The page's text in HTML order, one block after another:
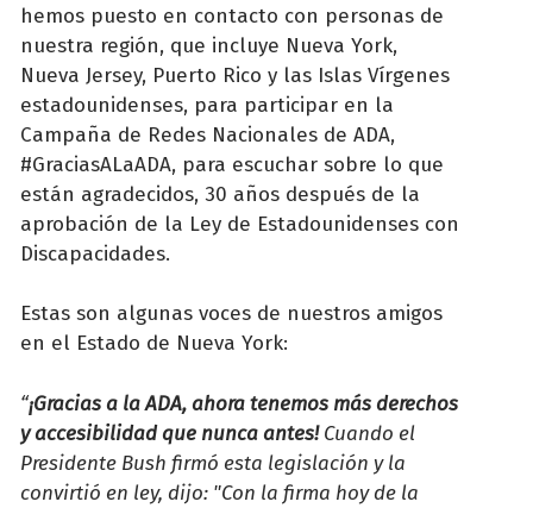
hemos puesto en contacto con personas de
nuestra región, que incluye Nueva York,
Nueva Jersey, Puerto Rico y las Islas Vírgenes
estadounidenses, para participar en la
Campaña de Redes Nacionales de ADA,
#GraciasALaADA, para escuchar sobre lo que
están agradecidos, 30 años después de la
aprobación de la Ley de Estadounidenses con
Discapacidades.
Estas son algunas voces de nuestros amigos
en el Estado de Nueva York:
“¡Gracias a la ADA, ahora tenemos más derechos
y accesibilidad que nunca antes!Cuando el
Presidente Bush firmó esta legislación y la
convirtió en ley, dijo: "Con la firma hoy de la